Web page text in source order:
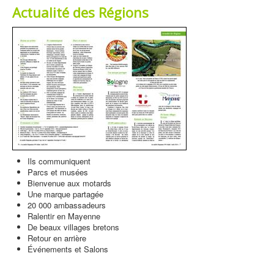
Actualité des Régions
Ils communiquent
Parcs et musées
Bienvenue aux motards
Une marque partagée
20 000 ambassadeurs
Ralentir en Mayenne
De beaux villages bretons
Retour en arrière
Événements et Salons